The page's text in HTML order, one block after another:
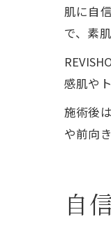
肌に自
で、素
感肌や
施術後
や前向
自